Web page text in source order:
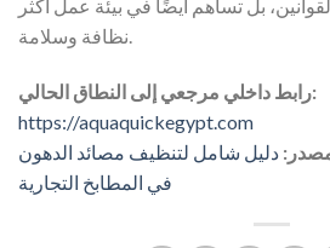
بل تساهم أيضًا في بيئة عمل أكثر
نظافة وسلامة.
رابط داخلي مرجعي إلى النطاق الحالي:
https://aquaquickegypt.com
دليل شامل لتنظيف مصائد الدهون
في المطابخ التجارية